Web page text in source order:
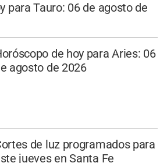
para Tauro: 06 de agosto de
de hoy para Aries: 06
agosto de 2026
de luz programados para
jueves en Santa Fe